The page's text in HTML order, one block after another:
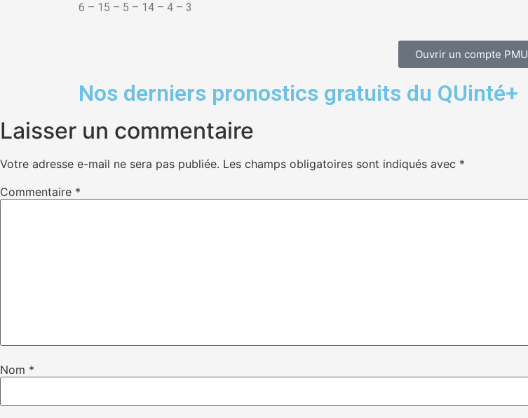
6 – 15 – 5 – 14 – 4 – 3
Ouvrir un compte PMU
Nos derniers pronostics gratuits du QUinté+
Laisser un commentaire
Votre adresse e-mail ne sera pas publiée. Les champs obligatoires sont indiqués avec *
Commentaire *
Nom *